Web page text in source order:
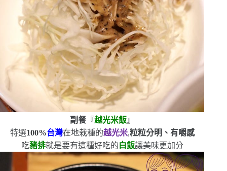
副餐『越光米飯』
特選100%台灣在地栽種的越光米,粒粒分明、有嚼感
吃豬排就是要有這種好吃的白飯讓美味更加分